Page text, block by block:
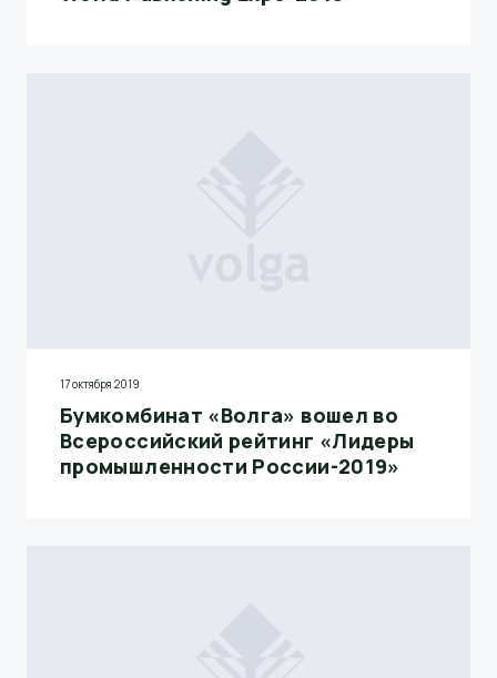
17 октября 2019
Бумкомбинат «Волга» вошел во
Всероссийский рейтинг «Лидеры
промышленности России-2019»